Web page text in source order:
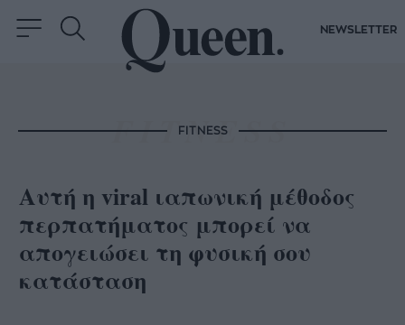
NEWSLETTER
FITNESS
Αυτή η viral ιαπωνική μέθοδος
περπατήματος μπορεί να
απογειώσει τη φυσική σου
κατάσταση